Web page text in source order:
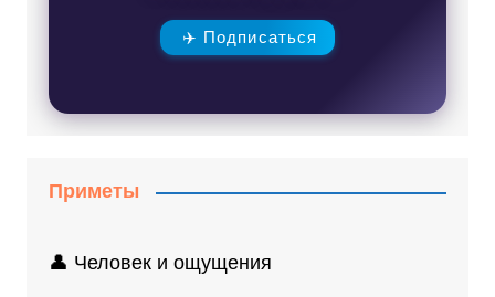
✈️ Подписаться
Приметы
👤 Человек и ощущения